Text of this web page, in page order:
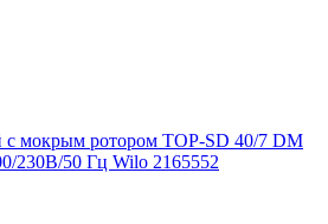
мокрым ротором TOP-SD 40/7 DM
230В/50 Гц Wilo 2165552